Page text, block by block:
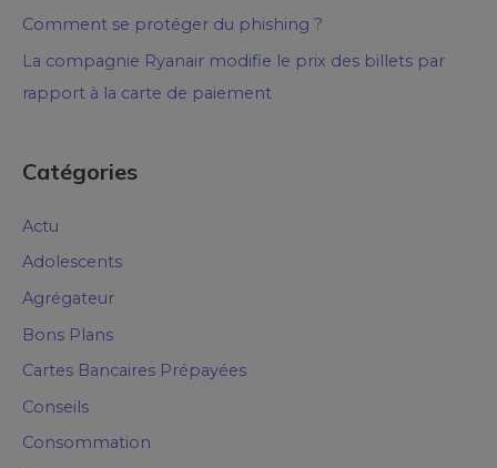
Comment se protéger du phishing ?
La compagnie Ryanair modifie le prix des billets par
rapport à la carte de paiement
Catégories
Actu
Adolescents
Agrégateur
Bons Plans
Cartes Bancaires Prépayées
Conseils
Consommation